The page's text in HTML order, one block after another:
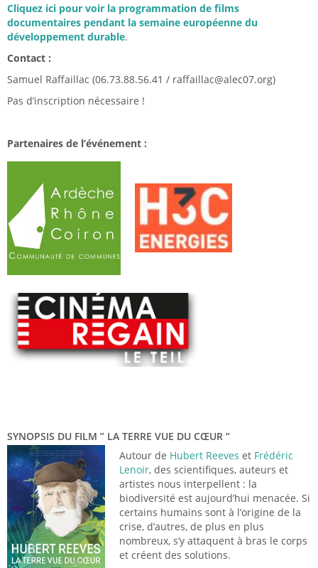
Cliquez ici pour voir la programmation de films
documentaires pendant la semaine européenne du
développement durable.
Contact :
Samuel Raffaillac (06.73.88.56.41 / raffaillac@alec07.org)
Pas d’inscription nécessaire !
Partenaires de l’événement :
SYNOPSIS DU FILM ” LA TERRE VUE DU CŒUR “
Autour de Hubert Reeves et Frédéric
Lenoir, des scientifiques, auteurs et
artistes nous interpellent : la
biodiversité est aujourd’hui menacée. Si
certains humains sont à l’origine de la
crise, d’autres, de plus en plus
nombreux, s’y attaquent à bras le corps
et créent des solutions.